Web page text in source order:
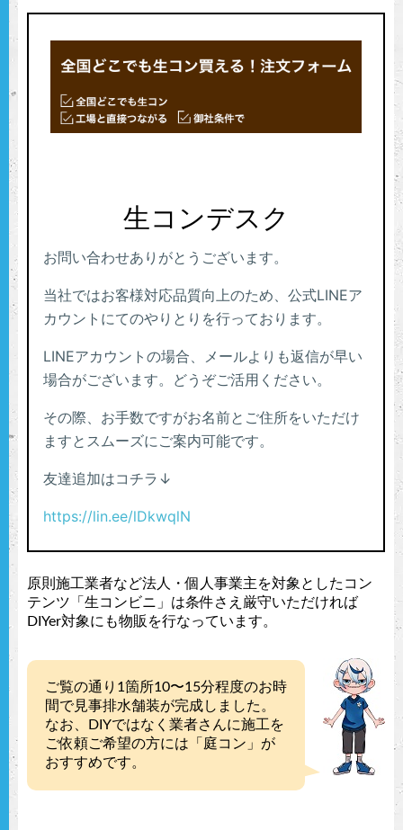
原則施工業者など法人・個人事業主を対象としたコン
テンツ「生コンビニ」は条件さえ厳守いただければ
DIYer対象にも物販を行なっています。
ご覧の通り1箇所10〜15分程度のお時
間で見事排水舗装が完成しました。
なお、DIYではなく業者さんに施工を
ご依頼ご希望の方には「庭コン」が
おすすめです。